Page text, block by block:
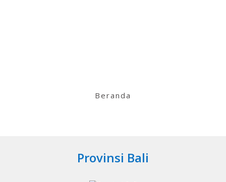
Beranda
Provinsi Bali